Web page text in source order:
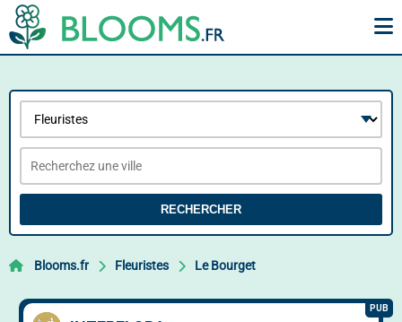
RECHERCHER
Blooms.fr Fleuristes Le Bourget